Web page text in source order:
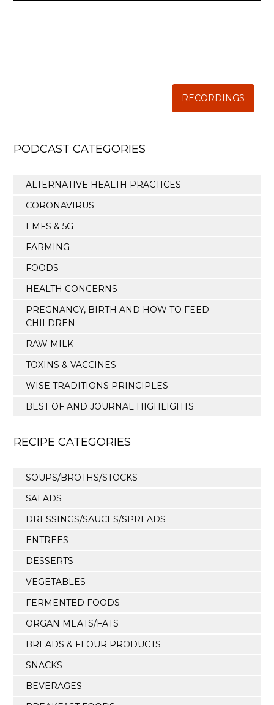
RECORDINGS
PODCAST CATEGORIES
ALTERNATIVE HEALTH PRACTICES
CORONAVIRUS
EMFS & 5G
FARMING
FOODS
HEALTH CONCERNS
PREGNANCY, BIRTH AND HOW TO FEED
CHILDREN
RAW MILK
TOXINS & VACCINES
WISE TRADITIONS PRINCIPLES
BEST OF AND JOURNAL HIGHLIGHTS
RECIPE CATEGORIES
SOUPS/BROTHS/STOCKS
SALADS
DRESSINGS/SAUCES/SPREADS
ENTREES
DESSERTS
VEGETABLES
FERMENTED FOODS
ORGAN MEATS/FATS
BREADS & FLOUR PRODUCTS
SNACKS
BEVERAGES